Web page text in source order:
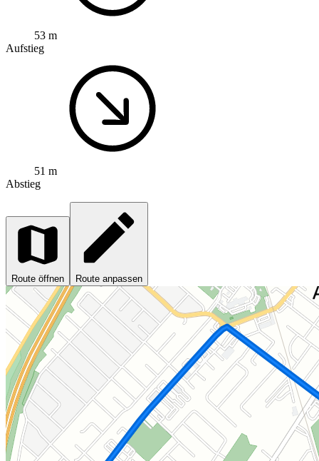
53 m
Aufstieg
51 m
Abstieg
Route öffnen Route anpassen